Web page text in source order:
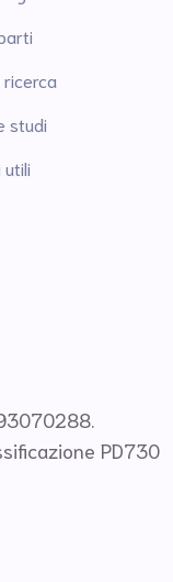
studi
utili
PD730